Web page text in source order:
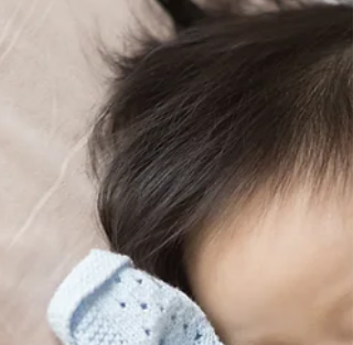
Down Sendromlu çocuklarda hipotoni
yani düşük kas tonusu görülür. Down
Sendromlu çocuklar hipotoni nedeniyle
kendini fiziksel olarak...